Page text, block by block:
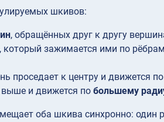
шкивов:
, обращённых друг к другу
, который зажимается ими по
проседает к центру и движется по
и движется по большему
оба шкива синхронно: один